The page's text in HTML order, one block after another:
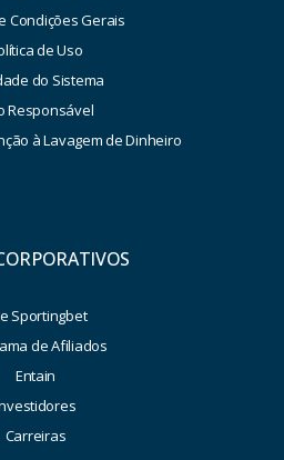
Condições Gerais
de Uso
do Sistema
Responsável
à Lavagem de Dinheiro
Sportingbet
de Afiliados
Entain
Carreiras